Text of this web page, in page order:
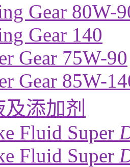
Gear 80W-
Gear 140
Gear 75W-90
Gear 85W-
添加剂
Fluid Super
Fluid Super